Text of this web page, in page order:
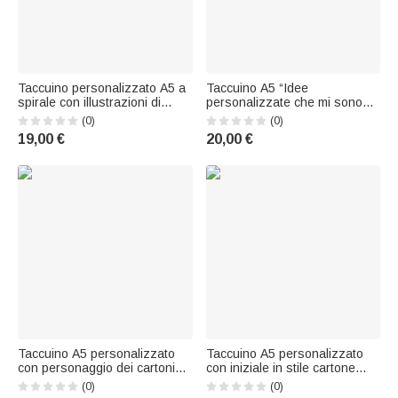
Taccuino personalizzato A5 a
spirale con illustrazioni di
unicorni, dinosauri spaziali e
personaggi dei cartoni animati
per bambini, con nome, ideale
scuola o per il compl
(0)
19,00 €
Taccuino A5 “Idee
personalizzate che mi sono
venute mentre suonavo la
chitarra” con nome, per uso
quotidiano, regalo di
(0)
20,00 €
Taccuino A5 personalizzato
con personaggio dei cartoni
animati a forma di escavatore
(0)
Taccuino A5 personalizzato
con iniziale in stile cartone
animato 3D, nome e penna a
(0)